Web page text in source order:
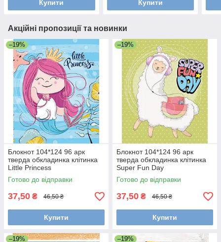
Купити Купити
Акційні пропозиції та новинки
–19%
Блокнот 104*124 96 арк
тверда обкладинка клітинка
Little Princess
Готово до відправки
37,50 ₴ 46,50 ₴
Купити
–19%
Блокнот 104*124 96 арк
тверда обкладинка клітинка
Super Fun Day
Готово до відправки
37,50 ₴ 46,50 ₴
Купити
–19% –19%